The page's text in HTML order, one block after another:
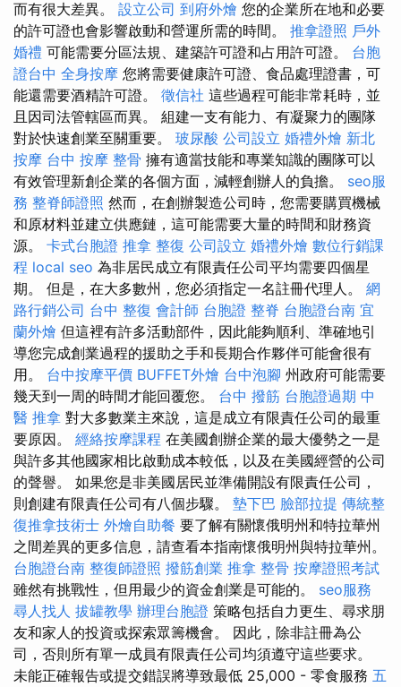
而有很大差異。 設立公司 到府外燴 您的企業所在地和必要
的許可證也會影響啟動和營運所需的時間。 推拿證照 戶外
婚禮 可能需要分區法規、建築許可證和占用許可證。 台胞
證台中 全身按摩 您將需要健康許可證、食品處理證書，可
能還需要酒精許可證。 徵信社 這些過程可能非常耗時，並
且因司法管轄區而異。 組建一支有能力、有凝聚力的團隊
對於快速創業至關重要。 玻尿酸 公司設立 婚禮外燴 新北
按摩 台中 按摩 整骨 擁有適當技能和專業知識的團隊可以
有效管理新創企業的各個方面，減輕創辦人的負擔。 seo服
務 整脊師證照 然而，在創辦製造公司時，您需要購買機械
和原材料並建立供應鏈，這可能需要大量的時間和財務資
源。 卡式台胞證 推拿 整復 公司設立 婚禮外燴 數位行銷課
程 local seo 為非居民成立有限責任公司平均需要四個星
期。 但是，在大多數州，您必須指定一名註冊代理人。 網
路行銷公司 台中 整復 會計師 台胞證 整脊 台胞證台南 宜
蘭外燴 但這裡有許多活動部件，因此能夠順利、準確地引
導您完成創業過程的援助之手和長期合作夥伴可能會很有
用。 台中按摩平價 BUFFET外燴 台中泡腳 州政府可能需要
幾天到一周的時間才能回覆您。 台中 撥筋 台胞證過期 中
醫 推拿 對大多數業主來說，這是成立有限責任公司的最重
要原因。 經絡按摩課程 在美國創辦企業的最大優勢之一是
與許多其他國家相比啟動成本較低，以及在美國經營的公司
的聲譽。 如果您是非美國居民並準備開設有限責任公司，
則創建有限責任公司有八個步驟。 墊下巴 臉部拉提 傳統整
復推拿技術士 外燴自助餐 要了解有關懷俄明州和特拉華州
之間差異的更多信息，請查看本指南懷俄明州與特拉華州。
台胞證台南 整復師證照 撥筋創業 推拿 整骨 按摩證照考試
雖然有挑戰性，但用最少的資金創業是可能的。 seo服務
尋人找人 拔罐教學 辦理台胞證 策略包括自力更生、尋求朋
友和家人的投資或探索眾籌機會。 因此，除非註冊為公
司，否則所有單一成員有限責任公司均須遵守這些要求。
未能正確報告或提交錯誤將導致最低 25,000 - 零食服務 五